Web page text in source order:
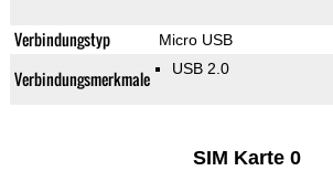
Verbindungstyp Micro USB
Verbindungsmerkmale USB 2.0
SIM Karte 0